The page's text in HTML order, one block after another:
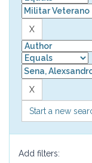
Start a new
Add filters: